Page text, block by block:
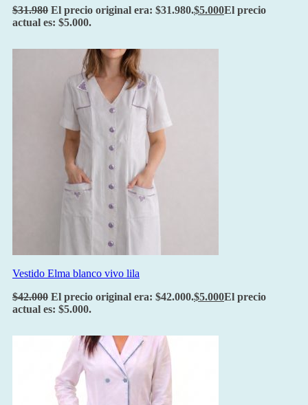
$31.980 El precio original era: $31.980.$5.000El precio
actual es: $5.000.
Vestido Elma blanco vivo lila
$42.000 El precio original era: $42.000.$5.000El precio
actual es: $5.000.